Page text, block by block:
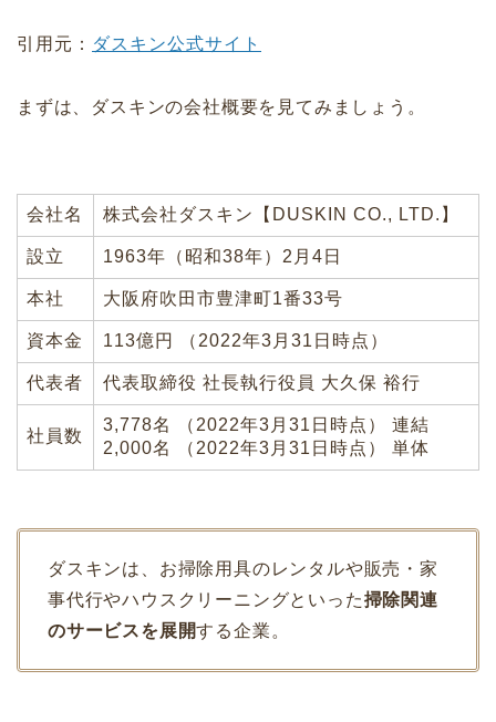
引用元： ダスキン公式サイト
まずは、ダスキンの会社概要を見てみましょう。
会社名 株式会社ダスキン【DUSKIN CO., LTD.】
設立 1963年（昭和38年）2月4日
本社 大阪府吹田市豊津町1番33号
資本金 113億円 （2022年3月31日時点）
代表者 代表取締役 社長執行役員 大久保 裕行
社員数
3,778名 （2022年3月31日時点） 連結
2,000名 （2022年3月31日時点） 単体
ダスキンは、お掃除用具のレンタルや販売・家
事代行やハウスクリーニングといった掃除関連
のサービスを展開する企業。